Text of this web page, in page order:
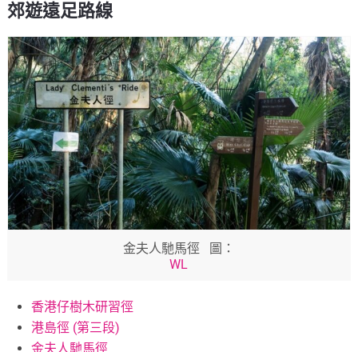
郊遊遠足路線
金夫人馳馬徑 圖：
WL
香港仔樹木研習徑
港島徑 (第三段)
金夫人馳馬徑